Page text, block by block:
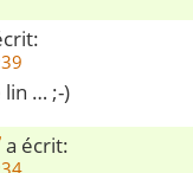
lin … ;-)
a écrit: